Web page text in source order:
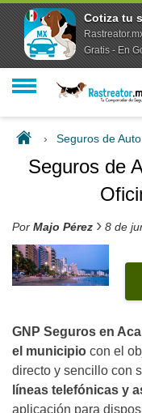
› Seguros de Auto
Seguros de
Por Majo Pérez › 8 de
GNP Seguros en
el municipio con el
directo y sencillo con
líneas telefónicas y
aplicación para
Cotiza tu
Gratis - En